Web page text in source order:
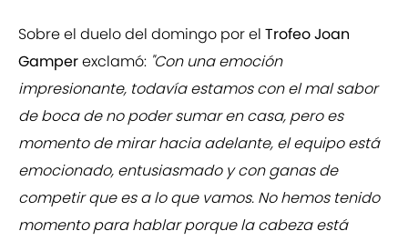
Sobre el duelo del domingo por el Trofeo Joan
Gamperexclamó: "Con una emoción
impresionante, todavía estamos con el mal sabor
de boca de no poder sumar en casa, pero es
momento de mirar hacia adelante, el equipo está
emocionado, entusiasmado y con ganas de
competir que es a lo que vamos. No hemos tenido
momento para hablar porque la cabeza está